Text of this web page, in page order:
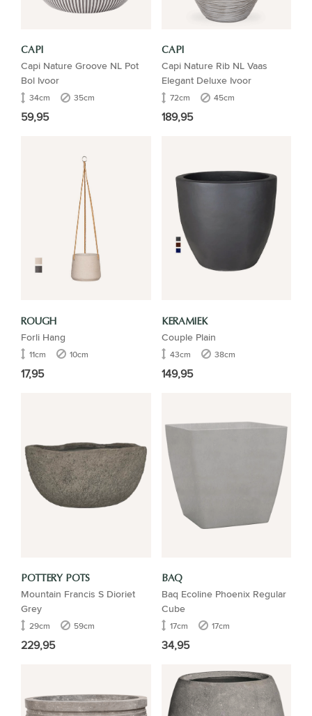
CAPI
Capi Nature Groove NL Pot
Bol Ivoor
34cm 35cm
59,95
CAPI
Capi Nature Rib NL Vaas
Elegant Deluxe Ivoor
72cm 45cm
189,95
ROUGH
Forli Hang
11cm 10cm
17,95
KERAMIEK
Couple Plain
43cm 38cm
149,95
POTTERY POTS
Mountain Francis S Dioriet
Grey
29cm 59cm
229,95
BAQ
Baq Ecoline Phoenix Regular
Cube
17cm 17cm
34,95